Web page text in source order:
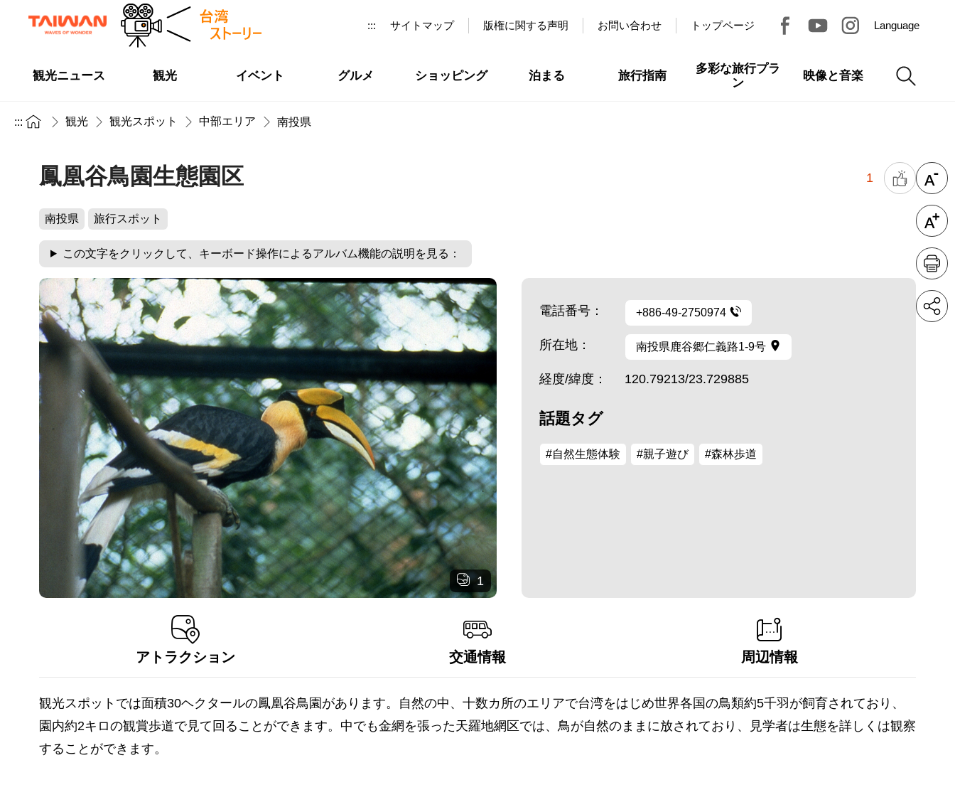
::: サイトマップ 版権に関する声明 お問い合わせ トップページ Language
観光ニュース 観光 イベント グルメ ショッピング 泊まる 旅行指南
多彩な旅行プラ
ン
映像と音楽
::: 観光 観光スポット 中部エリア 南投県
鳳凰谷鳥園生態園区 1
南投県 旅行スポット
この文字をクリックして、キーボード操作によるアルバム機能の説明を見る：
1
電話番号： +886-49-2750974
所在地： 南投県鹿谷郷仁義路1-9号
経度/緯度： 120.79213/23.729885
話題タグ
#自然生態体験 #親子遊び #森林歩道
アトラクション 交通情報 周辺情報
観光スポットでは面積30ヘクタールの鳳凰谷鳥園があります。自然の中、十数カ所のエリアで台湾をはじめ世界各国の鳥類約5千羽が飼育されており、
園内約2キロの観賞歩道で見て回ることができます。中でも金網を張った天羅地網区では、鳥が自然のままに放されており、見学者は生態を詳しくは観察
することができます。